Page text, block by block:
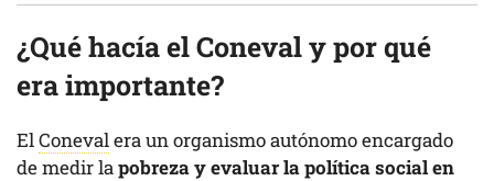
¿Qué hacía el Coneval y por qué
era importante?
ElConevalera un organismo autónomo encargado
de medir lapobreza y evaluar la política social en